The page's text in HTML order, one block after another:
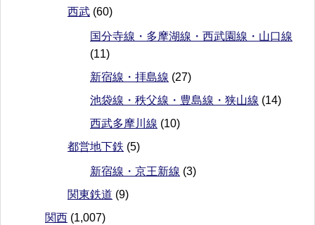
西武 (60)
国分寺線・多摩湖線・西武園線・山口線
(11)
新宿線・拝島線 (27)
池袋線・秩父線・豊島線・狭山線 (14)
西武多摩川線 (10)
都営地下鉄 (5)
新宿線・京王新線 (3)
関東鉄道 (9)
関西 (1,007)